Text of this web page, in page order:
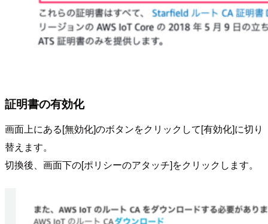
証明書の有効化
画面上にある[無効化]のボタンをクリックして[有効化]に切り
替えます。
切換後、画面下の[ポリシーのアタッチ]をクリックします。